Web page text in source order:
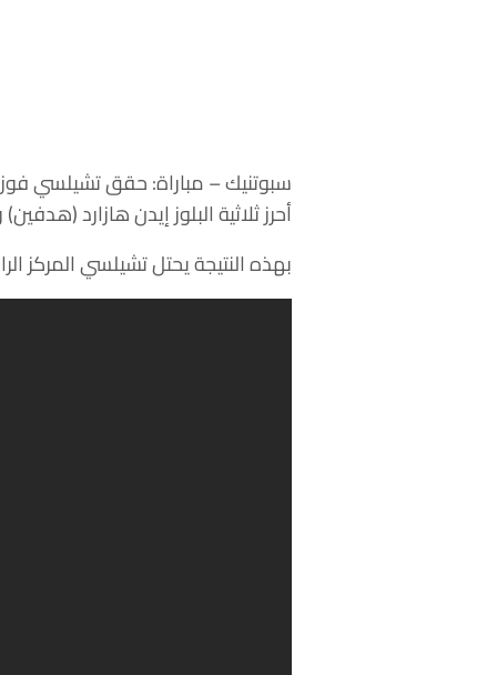
سبوتنيك – مباراة: حقق تشيلسي
أحرز ثلاثية البلوز إيدن هازارد (هدفين)
بهذه النتيجة يحتل تشيلسي المركز الرابع برصيد 53 نقطة، بينما يقبع ويست بروميتش في